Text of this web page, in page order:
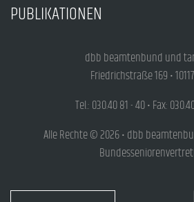
PUBLIKATIONEN
dbb beamtenbund und
Friedrichstraße 169 •
Tel.: 030.40 81 - 40 • Fax:
Alle Rechte © 2026 • dbb